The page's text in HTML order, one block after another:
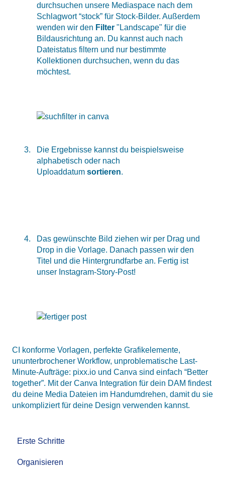
durchsuchen unsere Mediaspace nach dem
Schlagwort “stock” für Stock-Bilder. Außerdem
wenden wir den Filter "Landscape" für die
Bildausrichtung an. Du kannst auch nach
Dateistatus filtern und nur bestimmte
Kollektionen durchsuchen, wenn du das
möchtest.
Die Ergebnisse kannst du beispielsweise
alphabetisch oder nach
Uploaddatum sortieren.
Das gewünschte Bild ziehen wir per Drag und
Drop in die Vorlage. Danach passen wir den
Titel und die Hintergrundfarbe an. Fertig ist
unser Instagram-Story-Post!
CI konforme Vorlagen, perfekte Grafikelemente,
ununterbrochener Workflow, unproblematische Last-
Minute-Aufträge: pixx.io und Canva sind einfach “Better
together”. Mit der Canva Integration für dein DAM findest
du deine Media Dateien im Handumdrehen, damit du sie
unkompliziert für deine Design verwenden kannst.
Erste Schritte
Organisieren